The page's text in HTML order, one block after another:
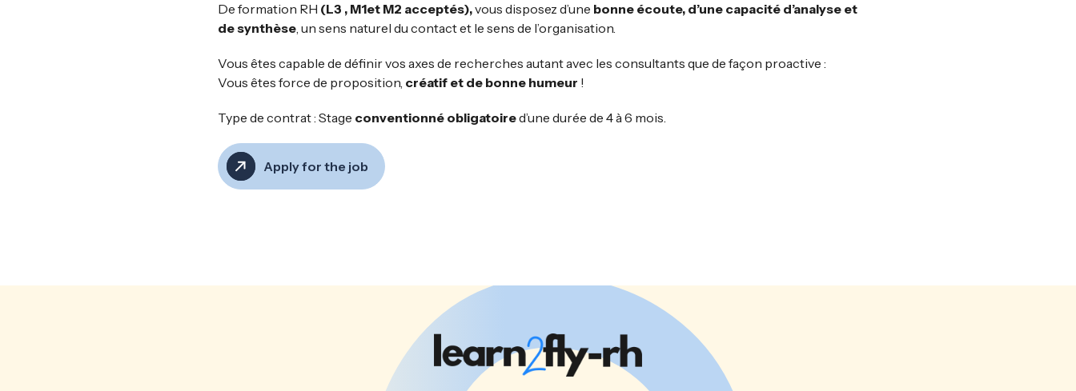
De formation RH (L3 , M1et M2 acceptés),vous disposez d’une bonne écoute, d’une capacité d’analyse et
de synthèse, un sens naturel du contact et le sens de l’organisation.
Vous êtes capable de définir vos axes de recherches autant avec les consultants que de façon proactive :
Vous êtes force de proposition, créatif et de bonne humeur !
Type de contrat : Stage conventionné obligatoired’une durée de 4 à 6 mois.
Apply for the job